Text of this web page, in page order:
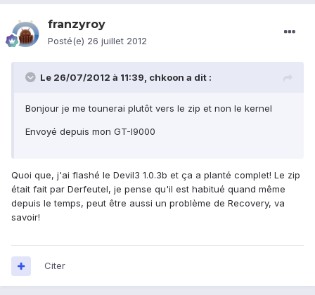
franzyroy
Posté(e) 26 juillet 2012
Le 26/07/2012 à 11:39, chkoon a dit :
Bonjour je me tounerai plutôt vers le zip et non le kernel
Envoyé depuis mon GT-I9000
Quoi que, j'ai flashé le Devil3 1.0.3b et ça a planté complet! Le zip
était fait par Derfeutel, je pense qu'il est habitué quand même
depuis le temps, peut être aussi un problème de Recovery, va
savoir!
Citer